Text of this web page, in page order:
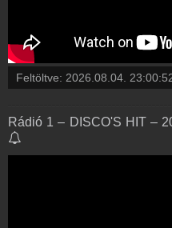
Feltöltve: 2026.08.04.
Rádió 1 – DISCO'S HIT –